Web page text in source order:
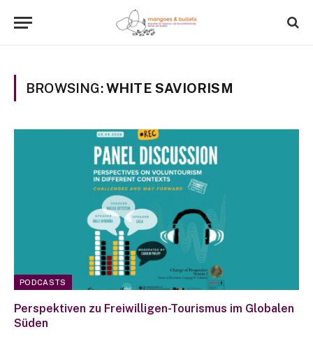
BROWSING:WHITE SAVIORISM
PODCASTS
Perspektiven zu Freiwilligen-Tourismus im Globalen
Süden